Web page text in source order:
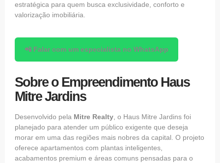
estratégica para quem busca exclusividade, conforto e
valorização imobiliária.
📲 Falar com um especialista no WhatsApp
Sobre o Empreendimento Haus
Mitre Jardins
Desenvolvido pela Mitre Realty , o Haus Mitre Jardins foi
planejado para atender um público exigente que deseja
morar em uma das regiões mais nobres da capital. O projeto
oferece apartamentos com plantas inteligentes,
acabamentos premium e áreas comuns pensadas para o